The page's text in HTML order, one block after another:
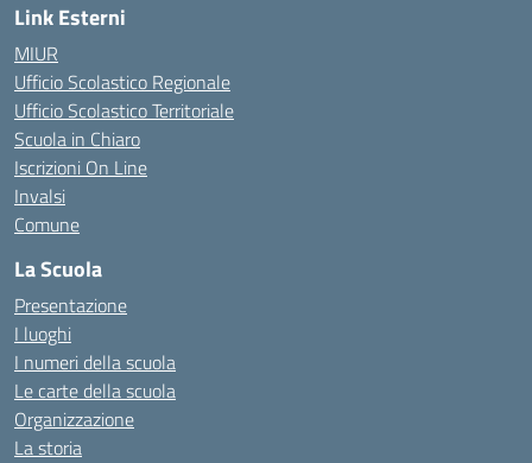
Link Esterni
MIUR
Ufficio Scolastico Regionale
Ufficio Scolastico Territoriale
Scuola in Chiaro
Iscrizioni On Line
Invalsi
Comune
La Scuola
Presentazione
I luoghi
I numeri della scuola
Le carte della scuola
Organizzazione
La storia